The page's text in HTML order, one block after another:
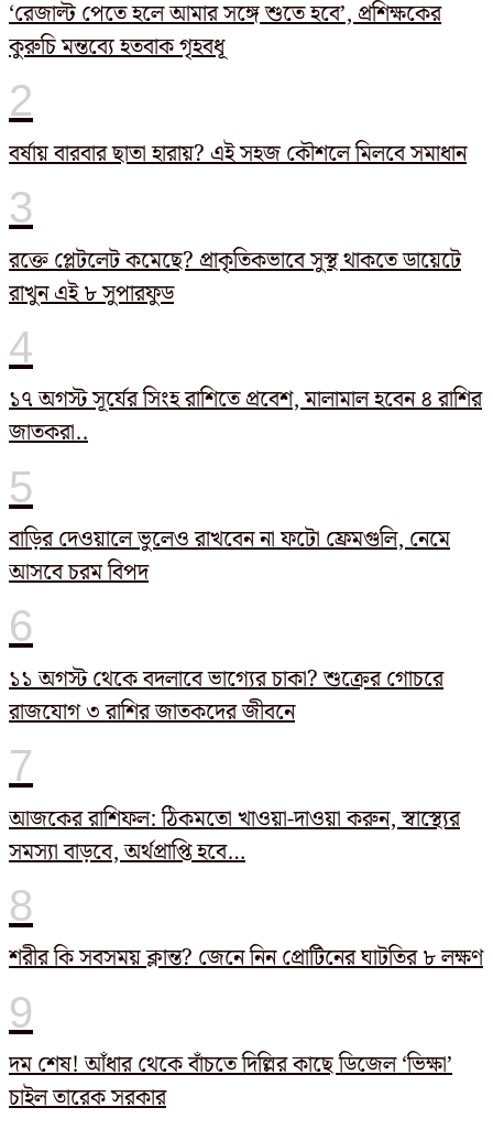
‘রেজাল্ট পেতে হলে আমার সঙ্গে শুতে হবে’, প্রশিক্ষকের
কুরুচি মন্তব্যে হতবাক গৃহবধূ
বর্ষায় বারবার ছাতা হারায়? এই সহজ কৌশলে মিলবে সমাধান
রক্তে প্লেটলেট কমেছে? প্রাকৃতিকভাবে সুস্থ থাকতে ডায়েটে
রাখুন এই ৮ সুপারফুড
১৭ অগস্ট সূর্যের সিংহ রাশিতে প্রবেশ, মালামাল হবেন ৪ রাশির
জাতকরা..
বাড়ির দেওয়ালে ভুলেও রাখবেন না ফটো ফ্রেমগুলি, নেমে
আসবে চরম বিপদ
১১ অগস্ট থেকে বদলাবে ভাগ্যের চাকা? শুক্রের গোচরে
রাজযোগ ৩ রাশির জাতকদের জীবনে
আজকের রাশিফল: ঠিকমতো খাওয়া-দাওয়া করুন, স্বাস্থ্যের
সমস্যা বাড়বে, অর্থপ্রাপ্তি হবে…
শরীর কি সবসময় ক্লান্ত? জেনে নিন প্রোটিনের ঘাটতির ৮ লক্ষণ
দম শেষ! আঁধার থেকে বাঁচতে দিল্লির কাছে ডিজেল ‘ভিক্ষা’
চাইল তারেক সরকার